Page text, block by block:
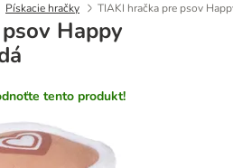
Pískacie hračky TIAKI hračka pre psov
Happy
tento produkt!